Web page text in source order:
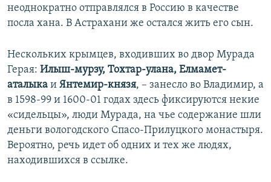
неоднократно отправлялся в Россию в качестве
посла хана. В Астрахани же остался жить его сын.
Нескольких крымцев, входивших во двор Мурада
Герая: Илыш-мурзу, Тохтар-улана, Елмамет-
аталыка и Янтемир-князя, – занесло во Владимир, а
в 1598-99 и 1600-01 годах здесь фиксируются некие
«сидельцы», люди Мурада, на чье содержание шли
деньги вологодского Спасо-Прилуцкого монастыря.
Вероятно, речь идет об одних и тех же людях,
находившихся в ссылке.